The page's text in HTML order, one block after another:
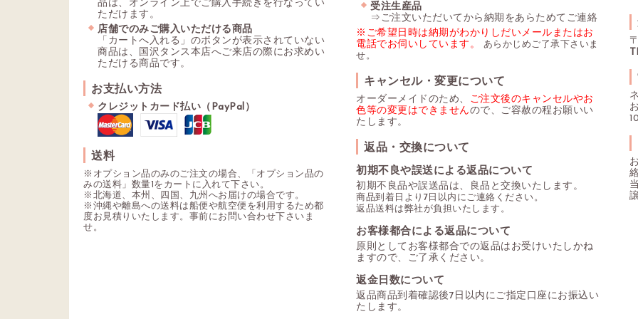
品は、オンライン上でご購入手続きを行なってい
ただけます。
店舗でのみご購入いただける商品
「カートへ入れる」のボタンが表示されていない
商品は、国沢タンス本店へご来店の際にお求めい
ただける商品です。
お支払い方法
クレジットカード払い（PayPal）
送料
※オプション品のみのご注文の場合、「オプション品の
みの送料」数量1をカートに入れて下さい。
※北海道、本州、四国、九州へお届けの場合です。
※沖縄や離島への送料は船便や航空便を利用するため都
度お見積りいたします。事前にお問い合わせ下さいま
せ。
受注生産品
⇒ご注文いただいてから納期をあらためてご連絡
※ご希望日時は納期がわかりしだいメールまたはお
電話でお伺いしています。
あらかじめご了承下さいま
せ。
キャンセル・変更について
オーダーメイドのため、 ご注文後のキャンセルやお
色等の変更はできませんので、ご容赦の程お願いい
たします。
返品・交換について
初期不良や誤送による返品について
初期不良品や誤送品は、良品と交換いたします。
商品到着日より7日以内にご連絡ください。
返品送料は弊社が負担いたします。
お客様都合による返品について
原則としてお客様都合での返品はお受けいたしかね
ますので、ご了承ください。
返金日数について
返品商品到着確認後7日以内にご指定口座にお振込い
たします。